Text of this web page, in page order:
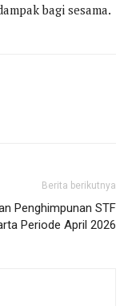
bagi sesama.
Berita berikutnya
Penghimpunan STF
Periode April 2026